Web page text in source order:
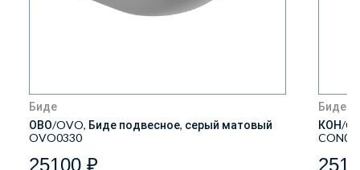
Биде
ОВО/OVO, Биде подвесное, серый матовый
OVO0330
25100 ₽
Биде
КОН/